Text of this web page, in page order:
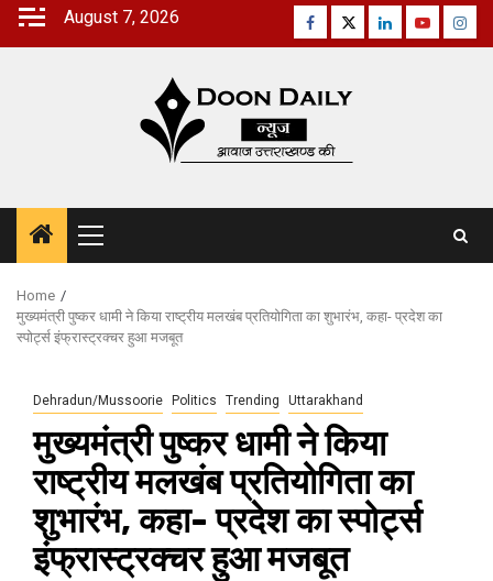
Skip
August 7, 2026 Facebook
TwitterLinkedinYoutube
Primary
Menu
Home
मुख्यमंत्री पुष्कर धामी ने किया राष्ट्रीय मलखंब प्रतियोगिता का शुभारंभ, कहा- प्रदेश का
स्पोर्ट्स इंफ्रास्ट्रक्चर हुआ मजबूत
Dehradun/Mussoorie Politics Trending Uttarakhand
मुख्यमंत्री पुष्कर धामी ने किया
राष्ट्रीय मलखंब प्रतियोगिता का
शुभारंभ, कहा- प्रदेश का स्पोर्ट्स
इंफ्रास्ट्रक्चर हुआ मजबूत